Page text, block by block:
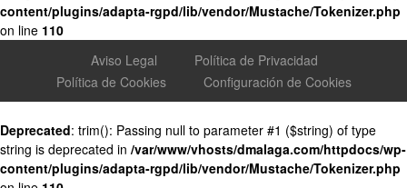
content/plugins/adapta-rgpd/lib/vendor/Mustache/Tokenizer.php
on line 110
Aviso Legal
Política de Privacidad
Política de Cookies
Configuración de Cookies
Deprecated: trim(): Passing null to parameter #1 ($string) of type
string is deprecated in /var/www/vhosts/dmalaga.com/httpdocs/wp-
content/plugins/adapta-rgpd/lib/vendor/Mustache/Tokenizer.php